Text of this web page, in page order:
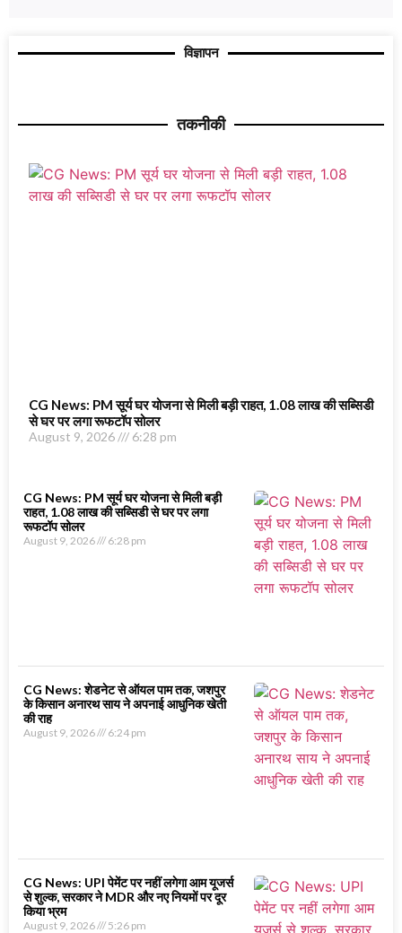
विज्ञापन
तकनीकी
CG News: PM सूर्य घर योजना से मिली बड़ी राहत, 1.08 लाख की सब्सिडी
से घर पर लगा रूफटॉप सोलर
August 9, 2026 6:28 pm
CG News: PM सूर्य घर योजना से मिली बड़ी
राहत, 1.08 लाख की सब्सिडी से घर पर लगा
रूफटॉप सोलर
August 9, 2026 6:28 pm
CG News: शेडनेट से ऑयल पाम तक, जशपुर
के किसान अनारथ साय ने अपनाई आधुनिक खेती
की राह
August 9, 2026 6:24 pm
CG News: UPI पेमेंट पर नहीं लगेगा आम यूजर्स
से शुल्क, सरकार ने MDR और नए नियमों पर दूर
किया भ्रम
August 9, 2026 5:26 pm